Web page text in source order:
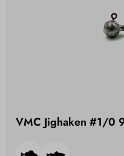
VMC Jighaken #1/0